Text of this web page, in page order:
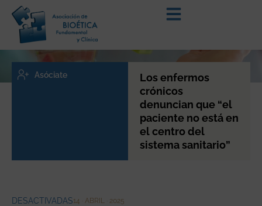
Los enfermos
crónicos
denuncian que “el
paciente no está en
el centro del
sistema sanitario”
Asóciate
DESACTIVADAS14 · ABRIL · 2025